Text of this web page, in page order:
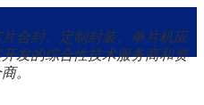
片合封、定制封装、单片机应
发的综合性技术服务商和资
。